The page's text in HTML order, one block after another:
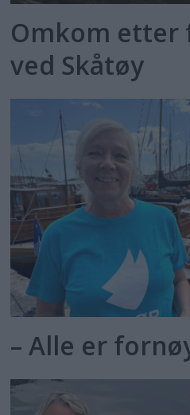
Omkom etter
ved Skåtøy
– Alle er